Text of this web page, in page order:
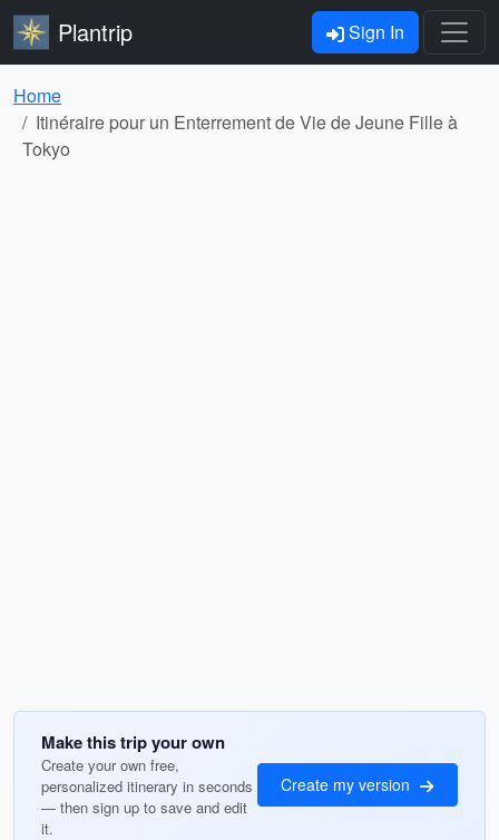
Plantrip Sign In
Home
Itinéraire pour un Enterrement de Vie de Jeune Fille à
Tokyo
Make this trip your own
Create your own free,
personalized itinerary in seconds
— then sign up to save and edit
it.
Create my version